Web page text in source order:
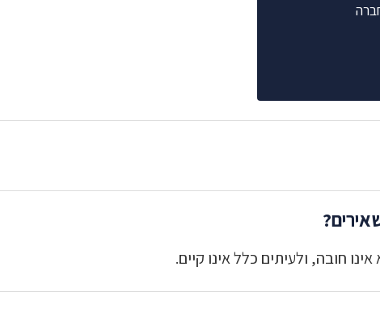
חובה, ולעיתים כלל אינו קיים.